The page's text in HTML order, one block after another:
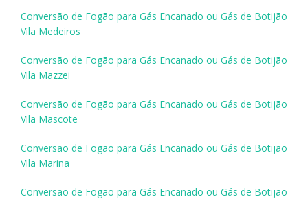
Conversão de Fogão para Gás Encanado ou Gás de Botijão
Vila Medeiros
Conversão de Fogão para Gás Encanado ou Gás de Botijão
Vila Mazzei
Conversão de Fogão para Gás Encanado ou Gás de Botijão
Vila Mascote
Conversão de Fogão para Gás Encanado ou Gás de Botijão
Vila Marina
Conversão de Fogão para Gás Encanado ou Gás de Botijão